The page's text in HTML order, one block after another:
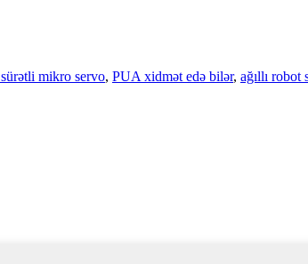
mikro servo, PUA xidmət edə bilər, ağıllı robot